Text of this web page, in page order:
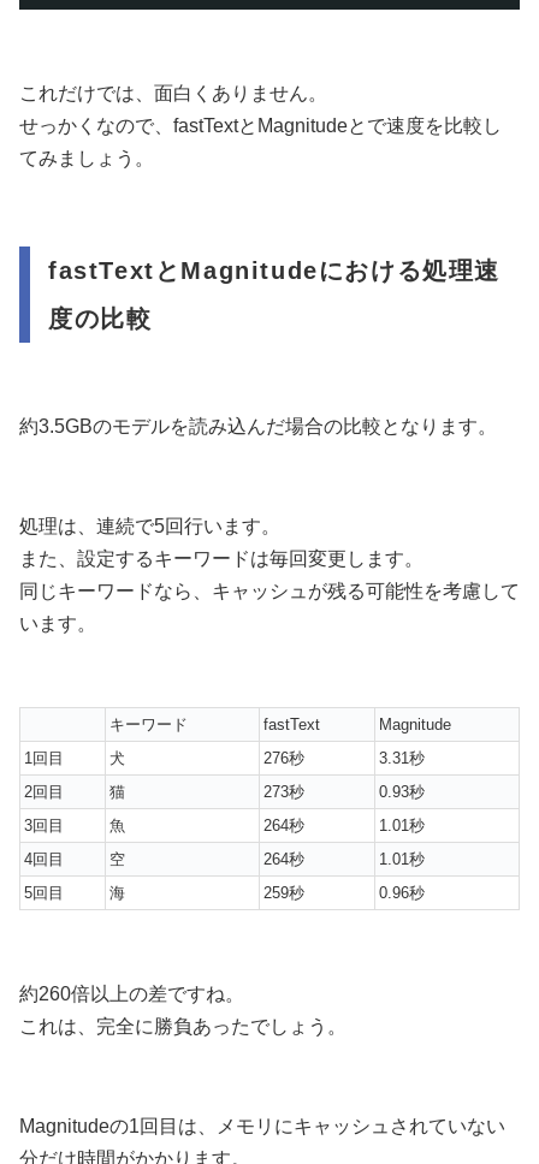
これだけでは、面白くありません。
せっかくなので、fastTextとMagnitudeとで速度を比較し
てみましょう。
fastTextとMagnitudeにおける処理速
度の比較
約3.5GBのモデルを読み込んだ場合の比較となります。
処理は、連続で5回行います。
また、設定するキーワードは毎回変更します。
同じキーワードなら、キャッシュが残る可能性を考慮して
います。
キーワード fastText
Magnitude
1回目
犬 276秒
3.31秒
2回目
猫 273秒
0.93秒
3回目
魚 264秒
1.01秒
4回目
空 264秒
1.01秒
5回目
海 259秒 0.96秒
約260倍以上の差ですね。
これは、完全に勝負あったでしょう。
Magnitudeの1回目は、メモリにキャッシュされていない
分だけ時間がかかります。